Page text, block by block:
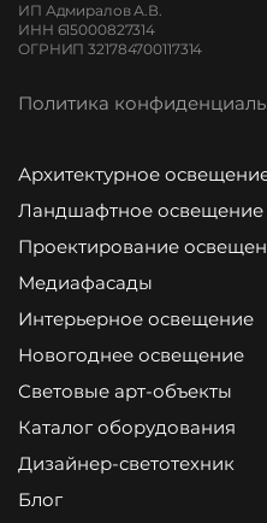
ИП Адмиралов А.В.
ИНН 615000827314
ОГРНИП 321784700117314
Политика
Архитектурное
Ландшафтное освещение
Проектирование
Медиафасады
Интерьерное освещение
Новогоднее освещение
Световые арт-объекты
Каталог оборудования
Дизайнер-светотехник
Блог